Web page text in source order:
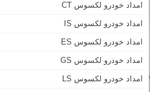
امداد خودرو لکسوس CT
امداد خودرو لکسوس IS
امداد خودرو لکسوس ES
امداد خودرو لکسوس GS
امداد خودرو لکسوس LS